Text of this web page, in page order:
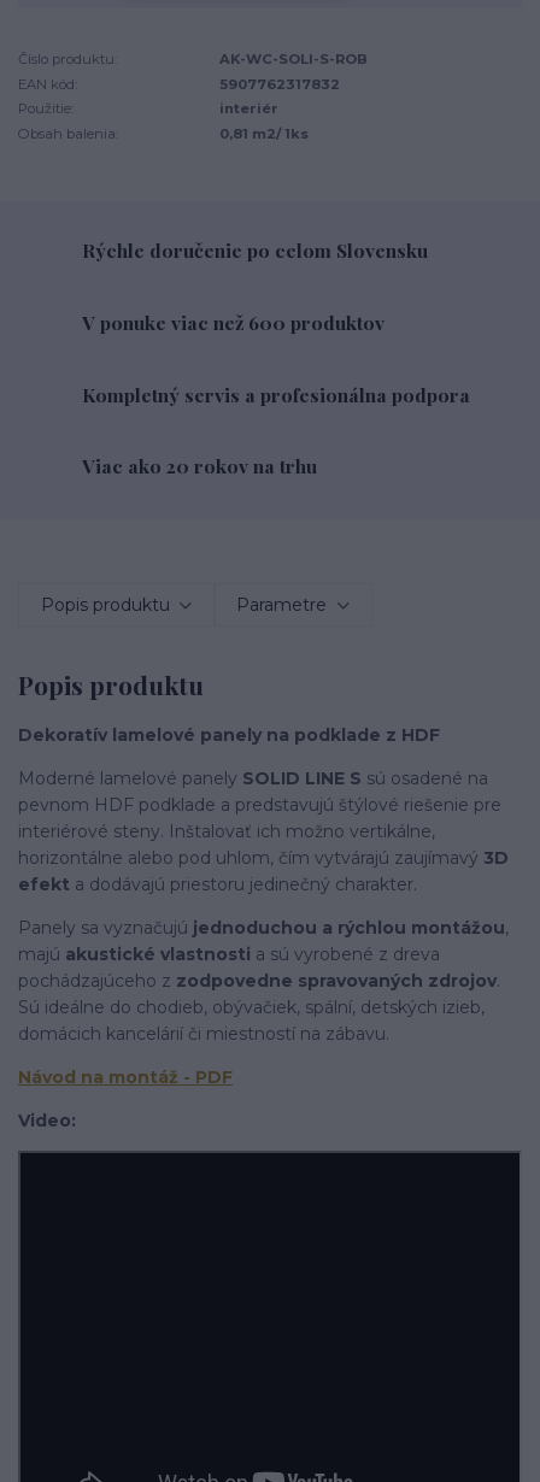
Číslo produktu:
AK-WC-SOLl-S-ROB
EAN kód:
5907762317832
Použitie:
interiér
Obsah balenia:
0,81 m2/ 1ks
Rýchle doručenie po celom Slovensku
V ponuke viac než 600 produktov
Kompletný servis a profesionálna podpora
Viac ako 20 rokov na trhu
Popis produktu Parametre
Popis produktu
Dekoratív lamelové panely na podklade z HDF
Moderné lamelové panely SOLID LINE S sú osadené na
pevnom HDF podklade a predstavujú štýlové riešenie pre
interiérové steny. Inštalovať ich možno vertikálne,
horizontálne alebo pod uhlom, čím vytvárajú zaujímavý 3D
efekt a dodávajú priestoru jedinečný charakter.
Panely sa vyznačujú jednoduchou a rýchlou montážou,
majú akustické vlastnosti a sú vyrobené z dreva
pochádzajúceho z zodpovedne spravovaných zdrojov.
Sú ideálne do chodieb, obývačiek, spální, detských izieb,
domácich kancelárií či miestností na zábavu.
Návod na montáž - PDF
Video: